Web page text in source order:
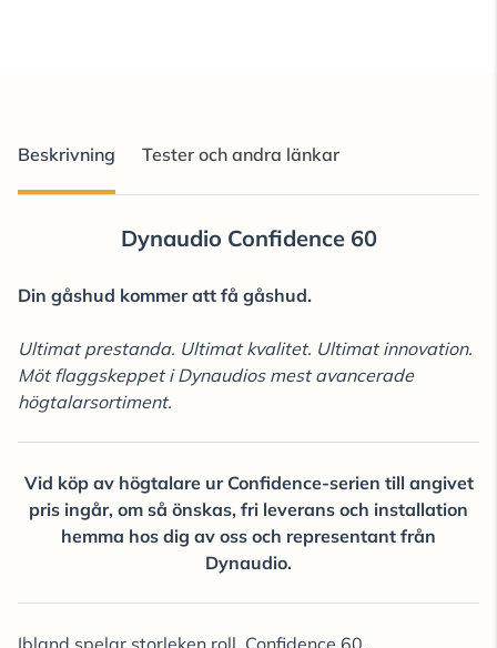
Beskrivning Tester och andra länkar
Dynaudio Confidence 60
Din gåshud kommer att få gåshud.
Ultimat prestanda. Ultimat kvalitet. Ultimat innovation.
Möt flaggskeppet i Dynaudios mest avancerade
högtalarsortiment.
Vid köp av högtalare ur Confidence-serien till angivet
pris ingår, om så önskas, fri leverans och installation
hemma hos dig av oss och representant från
Dynaudio.
Ibland spelar storleken roll. Confidence 60,